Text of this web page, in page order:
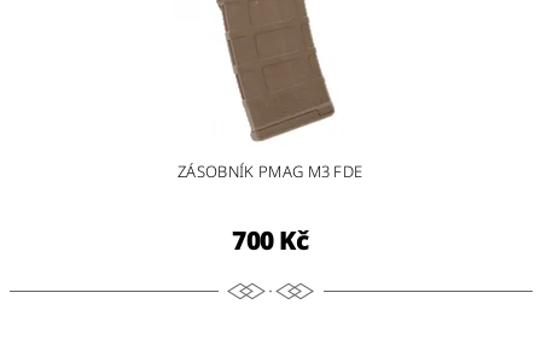
ZÁSOBNÍK PMAG M3 FDE
700 Kč